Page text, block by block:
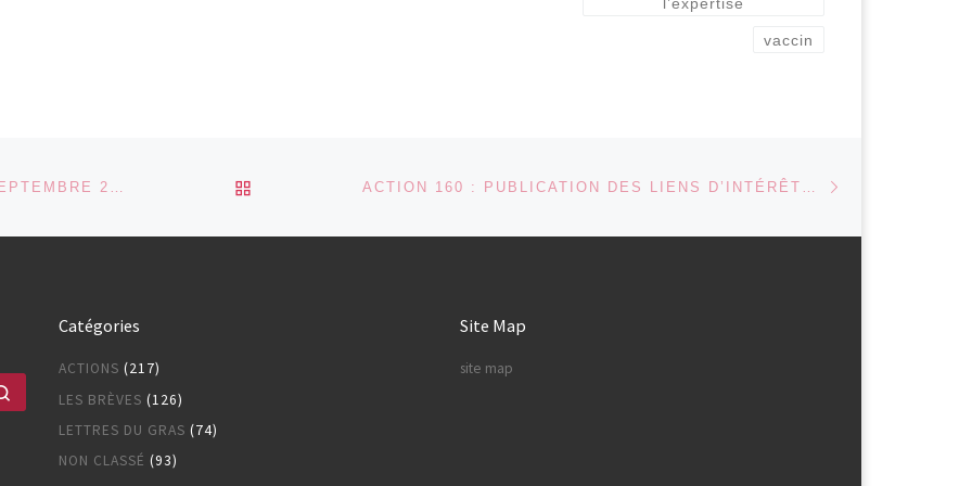
vaccin
RETOUR À LA LISTE DES ARTICLES
Rechercher …
Catégories
ACTIONS (217)
LES BRÈVES (126)
LETTRES DU GRAS (74)
NON CLASSÉ (93)
Site Map
site map